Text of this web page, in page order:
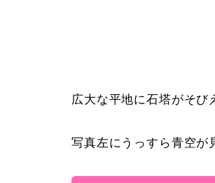
広大な平地に石塔がそび
写真左にうっすら青空が